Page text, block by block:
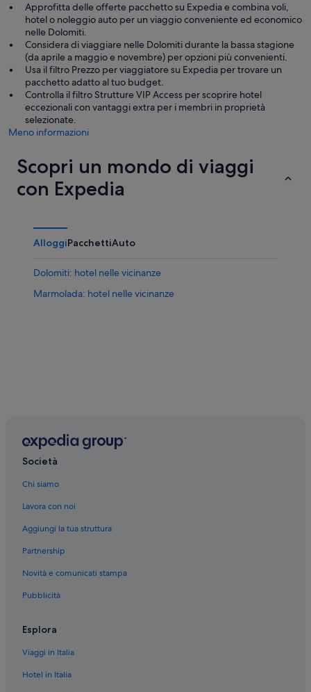
Approfitta delle offerte pacchetto su Expedia e combina voli,
hotel o noleggio auto per un viaggio conveniente ed economico
nelle Dolomiti.
Considera di viaggiare nelle Dolomiti durante la bassa stagione
(da aprile a maggio e novembre) per opzioni più convenienti.
Usa il filtro Prezzo per viaggiatore su Expedia per trovare un
pacchetto adatto al tuo budget.
Controlla il filtro Strutture VIP Access per scoprire hotel
eccezionali con vantaggi extra per i membri in proprietà
selezionate.
Meno informazioni
Scopri un mondo di viaggi
con Expedia
AlloggiPacchettiAuto
Dolomiti: hotel nelle vicinanze
Marmolada: hotel nelle vicinanze
Società
Chi siamo
Lavora con noi
Aggiungi la tua struttura
Partnership
Novità e comunicati stampa
Pubblicità
Esplora
Viaggi in Italia
Hotel in Italia